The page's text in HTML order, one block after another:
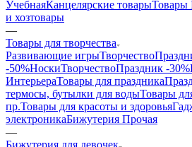
УчебнаяКанцелярские товарыТовары
и хозтовары
—
Товары для творчества
Развивающие игры
-50%НоскиТворчествоПраздник -30%
ИнтерьераТовары для праздника
термосы, бутылки для водыТовары
пр.Товары для красоты и здоровья
электроникаБижутерия Прочая
—
Бижутерия для девочек